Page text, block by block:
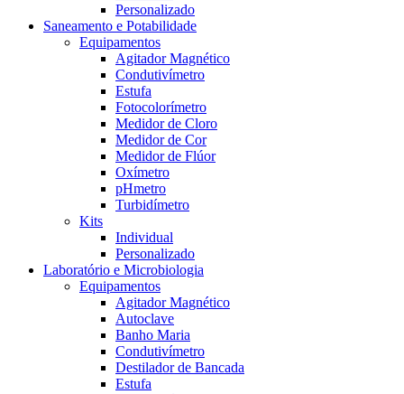
Personalizado
Saneamento e Potabilidade
Equipamentos
Agitador Magnético
Condutivímetro
Estufa
Fotocolorímetro
Medidor de Cloro
Medidor de Cor
Medidor de Flúor
Oxímetro
pHmetro
Turbidímetro
Kits
Individual
Personalizado
Laboratório e Microbiologia
Equipamentos
Agitador Magnético
Autoclave
Banho Maria
Condutivímetro
Destilador de Bancada
Estufa